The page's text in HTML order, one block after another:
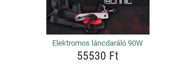
Elektromos láncdaráló 90W
55530 Ft